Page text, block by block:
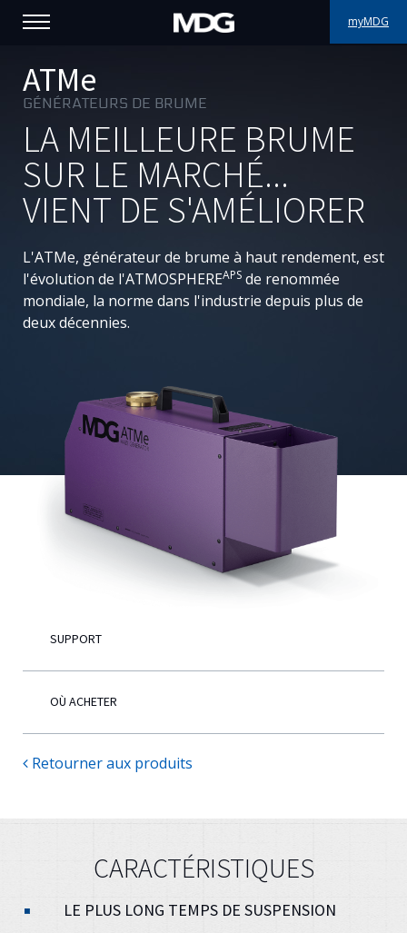
myMDG
PRODUITS
SUPPORT
PORTFOLIO
À PROPOS
OÙ ACHETER
RENCONTREZ-NOUS
Français
ATMe
GÉNÉRATEURS DE BRUME
LA MEILLEURE BRUME
SUR LE MARCHÉ...
VIENT DE S'AMÉLIORER
L'ATMe, générateur de brume à haut rendement, est
l'évolution de l'ATMOSPHEREAPS de renommée
mondiale, la norme dans l'industrie depuis plus de
deux décennies.
SUPPORT
OÙ ACHETER
Retourner aux produits
CARACTÉRISTIQUES
LE PLUS LONG TEMPS DE SUSPENSION